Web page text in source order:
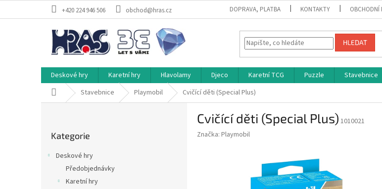
+420 224 946 506 obchod@hras.cz DOPRAVA, PLATBA KONTAKTY OBCHODNÍ
HLEDAT
Deskové hry Karetní hry Hlavolamy Djeco Karetní TCG Puzzle Stavebnice
Domů Stavebnice Playmobil Cvičící děti (Special Plus)
kategorie
Kategorie
Deskové hry
Předobjednávky
Karetní hry
Cvičící děti (Special Plus) 1010021
Značka: Playmobil